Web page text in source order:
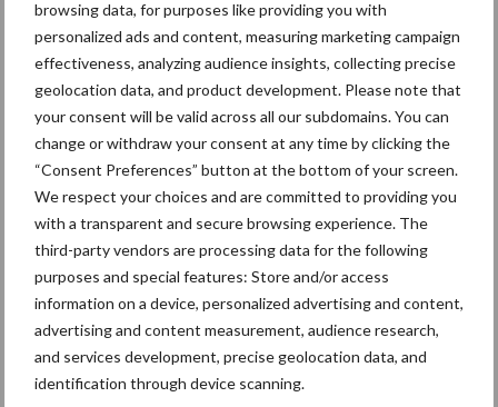
browsing data, for purposes like providing you with
personalized ads and content, measuring marketing campaign
effectiveness, analyzing audience insights, collecting precise
geolocation data, and product development. Please note that
your consent will be valid across all our subdomains. You can
change or withdraw your consent at any time by clicking the
“Consent Preferences” button at the bottom of your screen.
We respect your choices and are committed to providing you
with a transparent and secure browsing experience. The
third-party vendors are processing data for the following
purposes and special features: Store and/or access
information on a device, personalized advertising and content,
advertising and content measurement, audience research,
and services development, precise geolocation data, and
identification through device scanning.
Footer Onze brandpartners